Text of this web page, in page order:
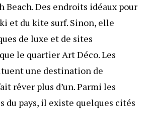
Beach. Des endroits idéaux pour
et du kite surf. Sinon, elle
de luxe et de sites
le quartier Art Déco. Les
une destination de
rêver plus d’un. Parmi les
du pays, il existe quelques cités